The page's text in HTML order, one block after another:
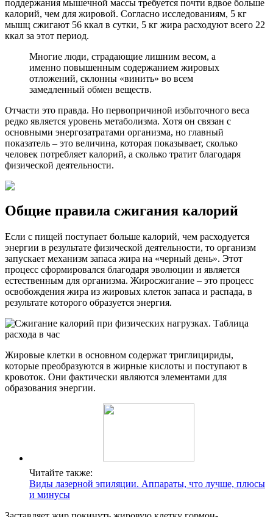
поддержания мышечной массы требуется почти вдвое больше
калорий, чем для жировой. Согласно исследованиям, 5 кг
мышц сжигают 56 ккал в сутки, 5 кг жира расходуют всего 22
ккал за этот период.
Многие люди, страдающие лишним весом, а
именно повышенным содержанием жировых
отложений, склонны «винить» во всем
замедленный обмен веществ.
Отчасти это правда. Но первопричиной избыточного веса
редко является уровень метаболизма. Хотя он связан с
основными энергозатратами организма, но главный
показатель – это величина, которая показывает, сколько
человек потребляет калорий, а сколько тратит благодаря
физической деятельности.
Общие правила сжигания калорий
Если с пищей поступает больше калорий, чем расходуется
энергии в результате физической деятельности, то организм
запускает механизм запаса жира на «черный день». Этот
процесс сформировался благодаря эволюции и является
естественным для организма. Жиросжигание – это процесс
освобождения жира из жировых клеток запаса и распада, в
результате которого образуется энергия.
Жировые клетки в основном содержат триглицириды,
которые преобразуются в жирные кислоты и поступают в
кровоток. Они фактически являются элементами для
образования энергии.
Читайте также:
Виды лазерной эпиляции. Аппараты, что лучше, плюсы
и минусы